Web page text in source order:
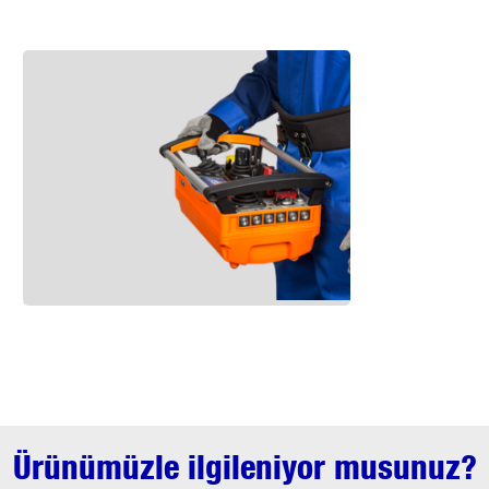
Ürünümüzle ilgileniyor musunuz?